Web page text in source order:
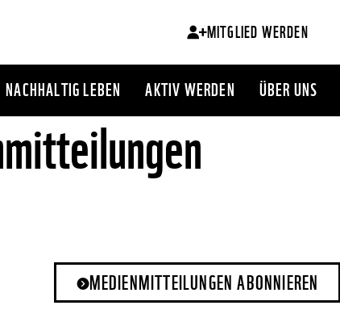
MITGLIED WERDEN
NACHHALTIG LEBEN AKTIV WERDEN ÜBER UNS
MEDIENMITTEILUNGEN ABONNIEREN